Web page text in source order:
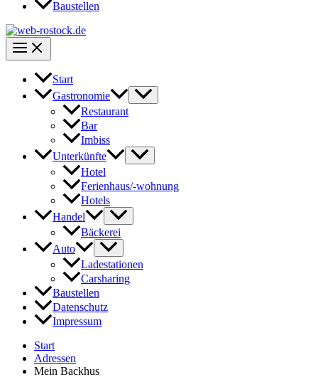
Baustellen
Start
Gastronomie
Restaurant
Bar
Imbiss
Unterkünfte
Hotel
Ferienhaus/-wohnung
Hotels
Handel
Bäckerei
Auto
Ladestationen
Carsharing
Baustellen
Datenschutz
Impressum
Start
Adressen
Mein Backhus